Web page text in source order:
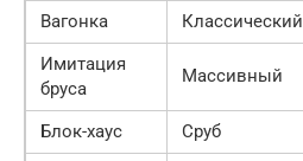
Вагонка
Классический
Имитация
бруса
Массивный
Блок-хаус Сруб